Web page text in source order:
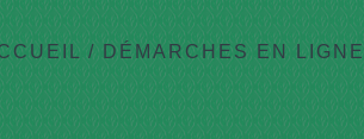
/ DÉMARCHES EN LIGNE